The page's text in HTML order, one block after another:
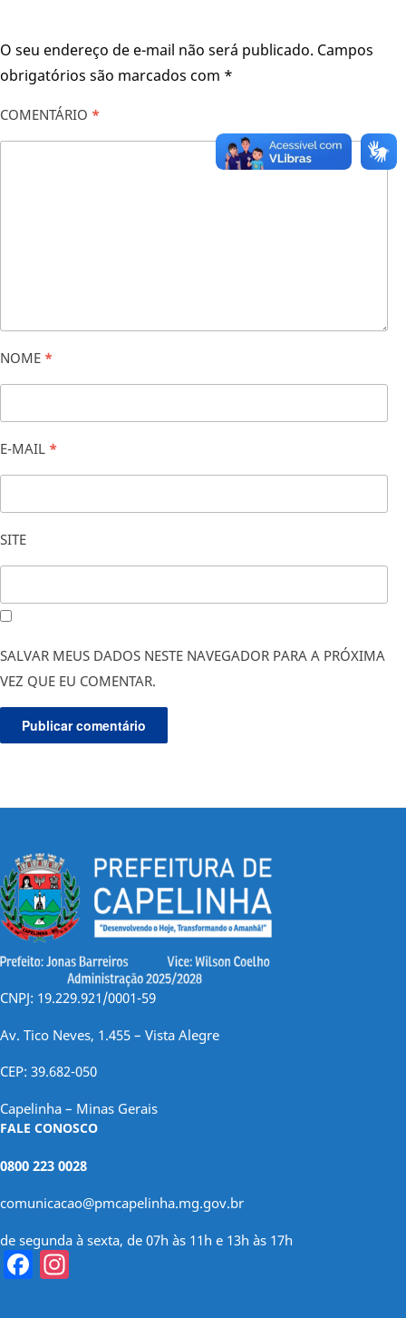
O seu endereço de e-mail não será publicado. Campos
obrigatórios são marcados com *
COMENTÁRIO *
NOME *
E-MAIL *
SITE
SALVAR MEUS DADOS NESTE NAVEGADOR PARA A PRÓXIMA
VEZ QUE EU COMENTAR.
CNPJ: 19.229.921/0001-59
Av. Tico Neves, 1.455 – Vista Alegre
CEP: 39.682-050
Capelinha – Minas Gerais
FALE CONOSCO
0800 223 0028
comunicacao@pmcapelinha.mg.gov.br
de segunda à sexta, de 07h às 11h e 13h às 17h
Facebook